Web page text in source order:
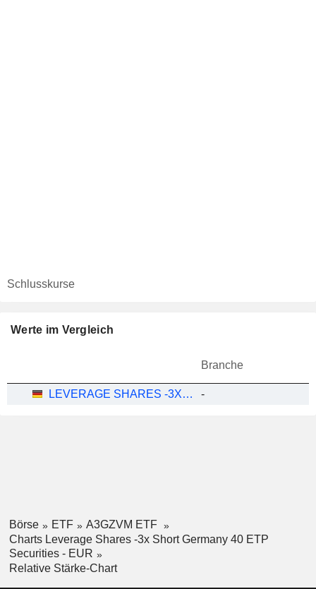
Schlusskurse
Werte im Vergleich
Branche
LEVERAGE SHARES -3X SHORT GERMANY 40 ETP SECURITIES - EUR -
Börse ETF
A3GZVM ETF
Charts Leverage Shares -3x Short Germany 40 ETP
Securities - EUR
Relative Stärke-Chart